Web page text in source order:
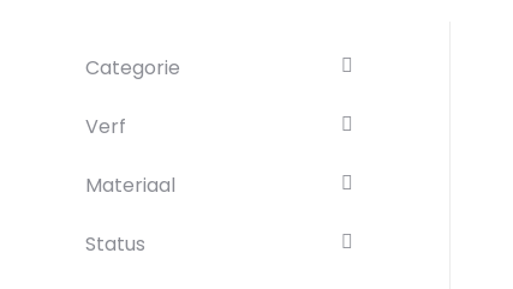
Categorie
Verf
Materiaal
Status